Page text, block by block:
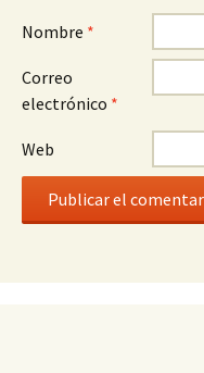
Nombre *
Correo
electrónico *
Web